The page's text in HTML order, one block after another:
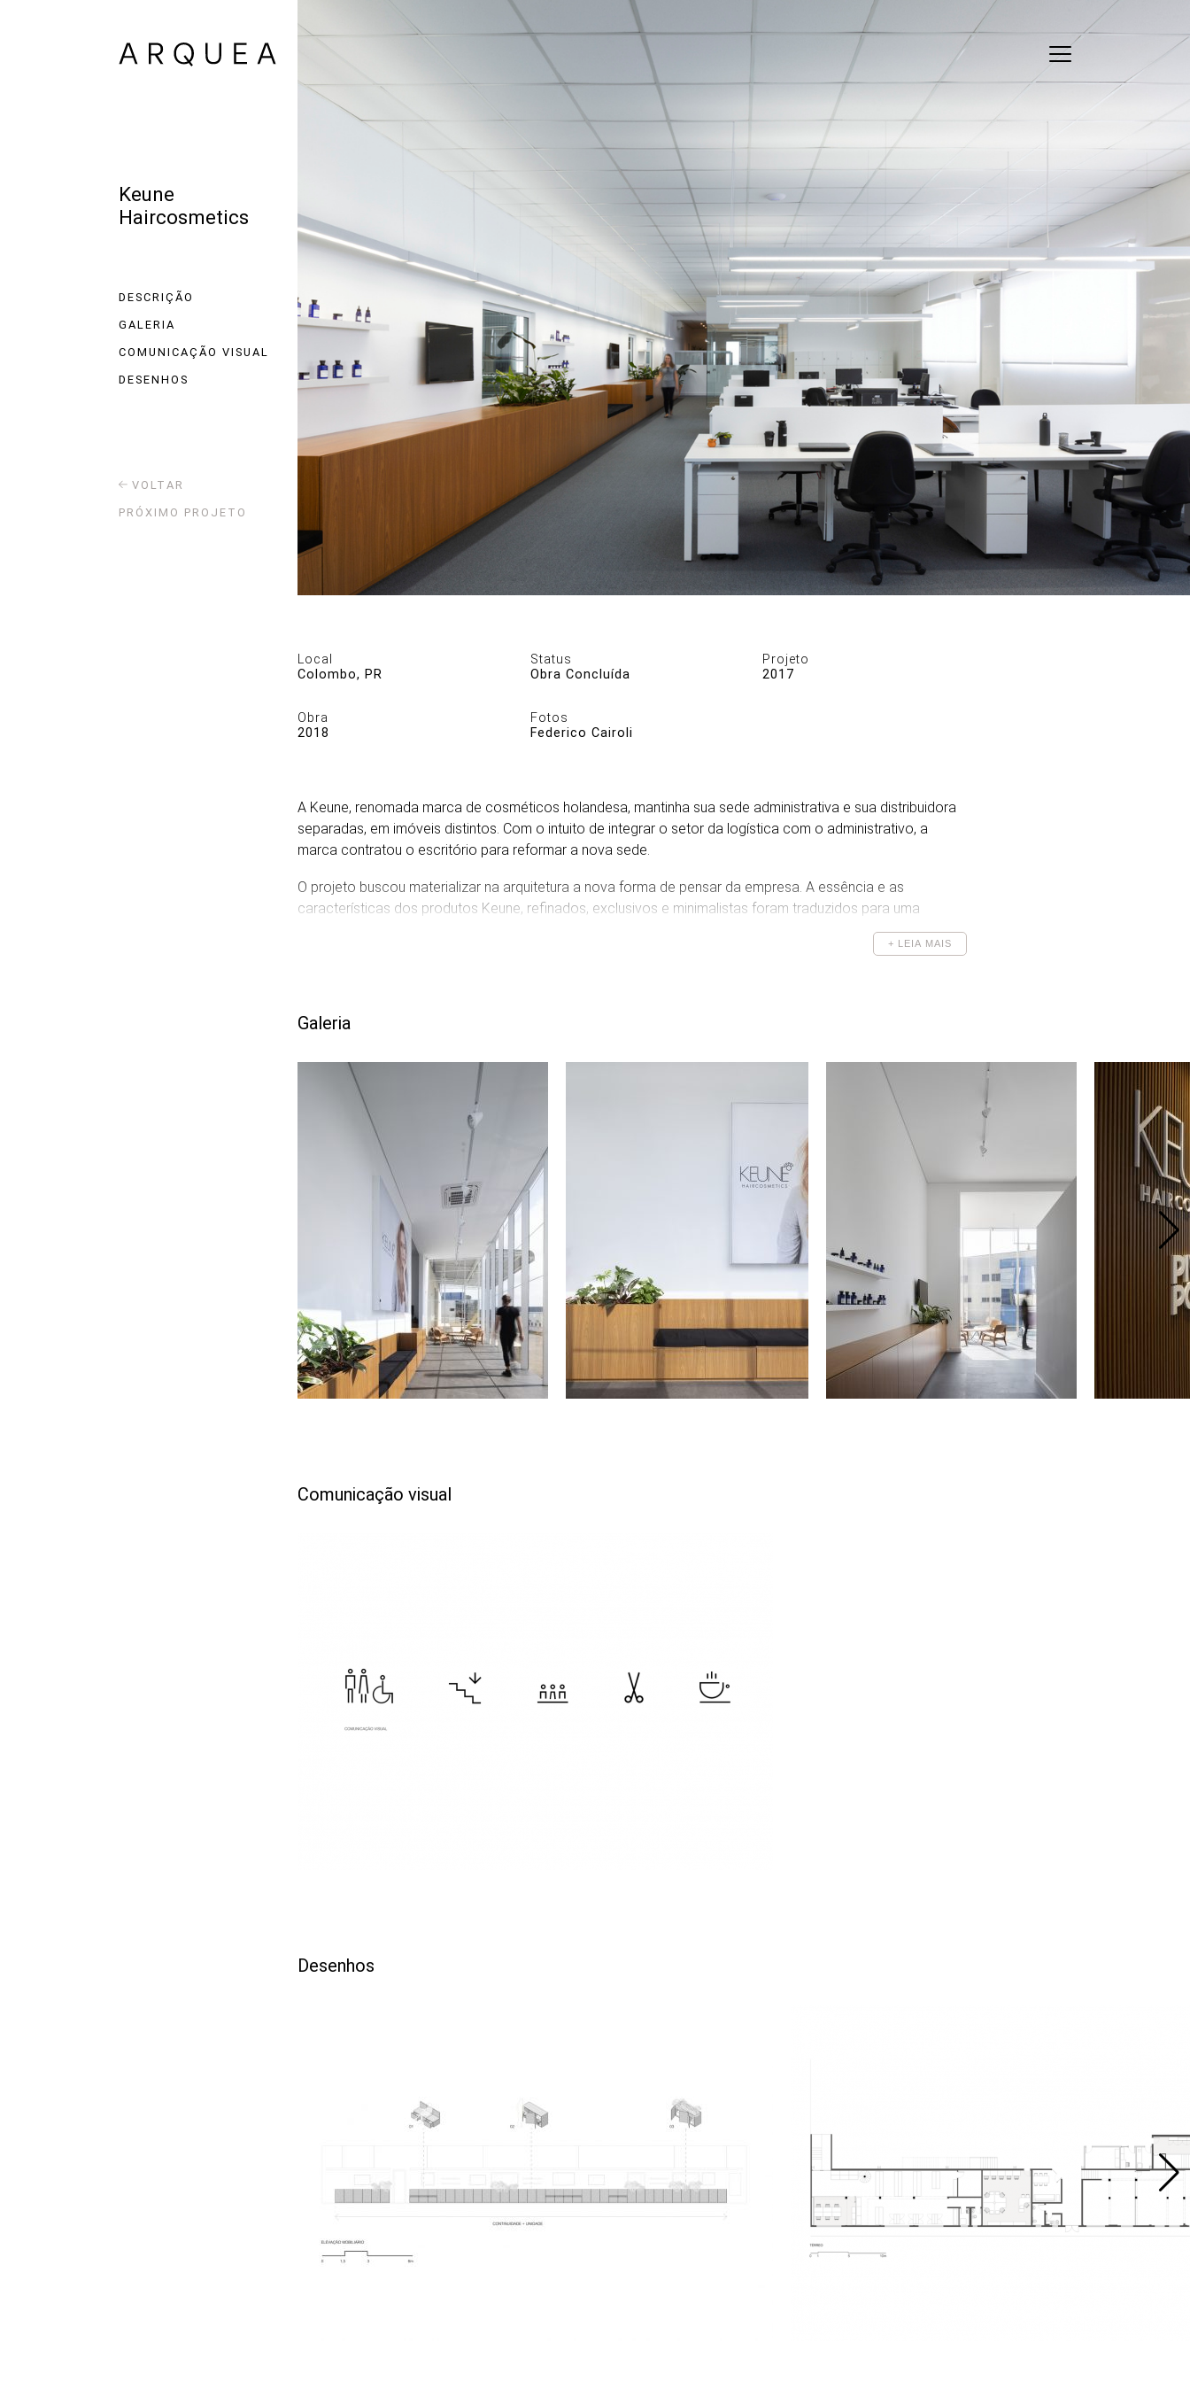
DESCRIÇÃO
GALERIA
COMUNICAÇÃO
DESENHOS
Keune
Haircosmetics
DESCRIÇÃO
GALERIA
COMUNICAÇÃO VISUAL
DESENHOS
VOLTAR
PRÓXIMO PROJETO
Local
Colombo, PR
Status
Obra Concluída
Projeto
2017
Obra
2018
Fotos
Federico Cairoli
A Keune, renomada marca de cosméticos holandesa, mantinha sua sede administrativa e sua distribuidora
separadas, em imóveis distintos. Com o intuito de integrar o setor da logística com o administrativo, a
marca contratou o escritório para reformar a nova sede.
O projeto buscou materializar na arquitetura a nova forma de pensar da empresa. A essência e as
características dos produtos Keune, refinados, exclusivos e minimalistas foram traduzidos para uma
linguagem arquitetônica. O branco e a luz são protagonistas, mas a madeira e as plantas temperam a frieza
voltadas para o estoque e ambientes da produção, dando visibilidade para esses ambientes que
portanto a eficiência da empresa.
Publicações
office snapshots
+ LEIA MAIS
Galeria
Comunicação visual
Desenhos